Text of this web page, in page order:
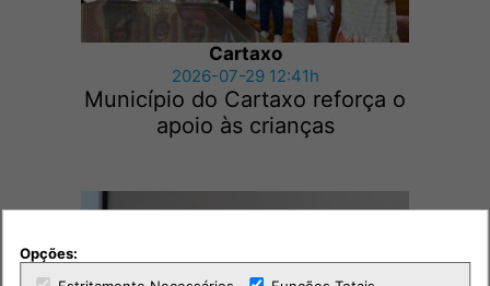
Cartaxo
2026-07-29 12:41h
Município do Cartaxo reforça o
apoio às crianças
Opções: